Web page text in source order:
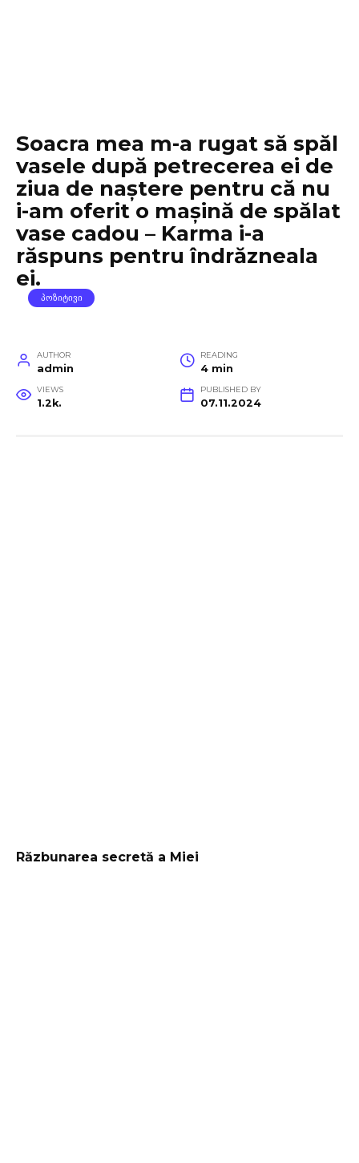
Soacra mea m-a rugat să spăl
vasele după petrecerea ei de
ziua de naștere pentru că nu
i-am oferit o mașină de spălat
vase cadou – Karma i-a
răspuns pentru îndrăzneala
ei.
ᲞᲝᲖᲘᲢᲘᲕᲘ
AUTHOR
admin
READING
4 min
VIEWS
1.2k.
PUBLISHED BY
07.11.2024
Răzbunarea secretă a Miei